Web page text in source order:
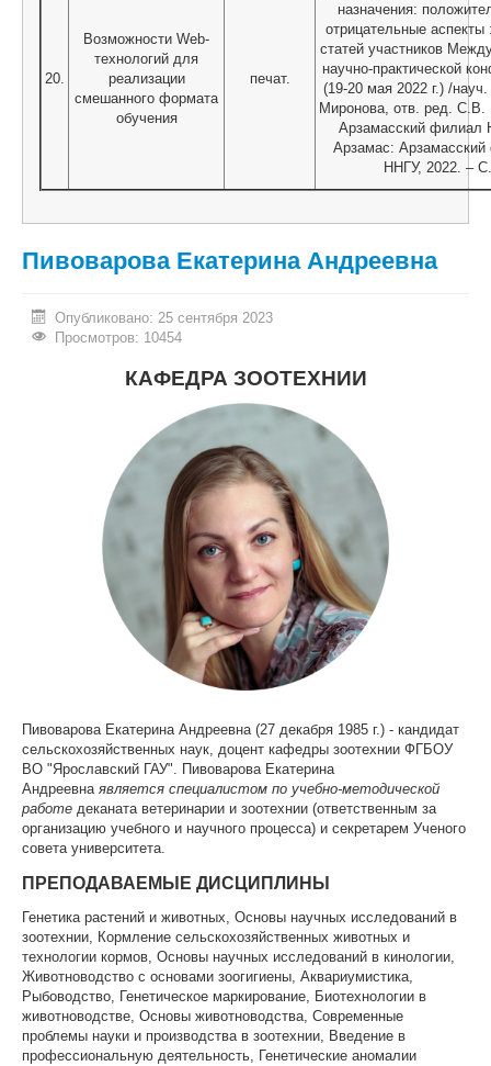
20.
Возможности Web-
технологий для
реализации
смешанного формата
обучения
печат.
назначения:
отрицательные аспекты
статей участников
научно-практической
(19-20 мая 2022 г.) /
Миронова, отв. ред. С.В.
Арзамасский филиал
Арзамас:
ННГУ, 2022. – С.
Пивоварова Екатерина Андреевна
Опубликовано: 25 сентября 2023
Просмотров: 10454
КАФЕДРА ЗООТЕХНИИ
Пивоварова Екатерина Андреевна (27 декабря 1985 г.) - кандидат
сельскохозяйственных наук, доцент кафедры зоотехнии ФГБОУ
ВО "Ярославский ГАУ". Пивоварова Екатерина
Андреевна является специалистом по учебно-методической
работе деканата ветеринарии и зоотехнии (ответственным за
организацию учебного и научного процесса) и секретарем Ученого
совета университета.
ПРЕПОДАВАЕМЫЕ ДИСЦИПЛИНЫ
Генетика растений и животных, Основы научных исследований в
зоотехнии, Кормление сельскохозяйственных животных и
технологии кормов, Основы научных исследований в кинологии,
Животноводство с основами зоогигиены, Аквариумистика,
Рыбоводство, Генетическое маркирование, Биотехнологии в
животноводстве, Основы животноводства, Современные
проблемы науки и производства в зоотехнии, Введение в
профессиональную деятельность, Генетические аномалии